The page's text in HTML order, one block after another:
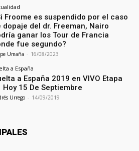
Froome es suspendido por el caso
dopaje del dr. Freeman, Nairo
ganar los Tour de Francia
fue segundo?
Umaña - 16/08/2023
a España
a España 2019 en VIVO Etapa
Hoy 15 De Septiembre
Urrego - 14/09/2019